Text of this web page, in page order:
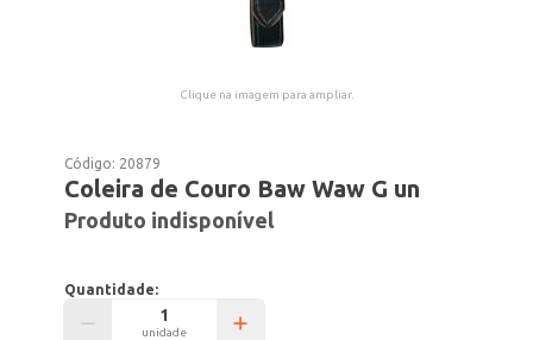
Clique na imagem para ampliar.
Código: 20879
Coleira de Couro Baw Waw G un
Produto indisponível
Quantidade:
unidade